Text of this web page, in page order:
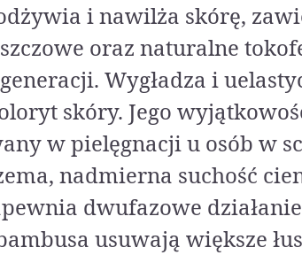
i nawilża skórę,
oraz naturalne
Wygładza i
skóry. Jego
w pielęgnacji u osób w
nadmierna suchość
dwufazowe
usuwają większe